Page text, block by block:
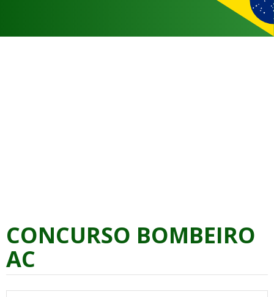
CONCURSO BOMBEIRO
AC